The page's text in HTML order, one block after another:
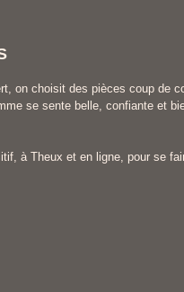
on choisit des pièces coup de
se sente belle, confiante et
à Theux et en ligne, pour se